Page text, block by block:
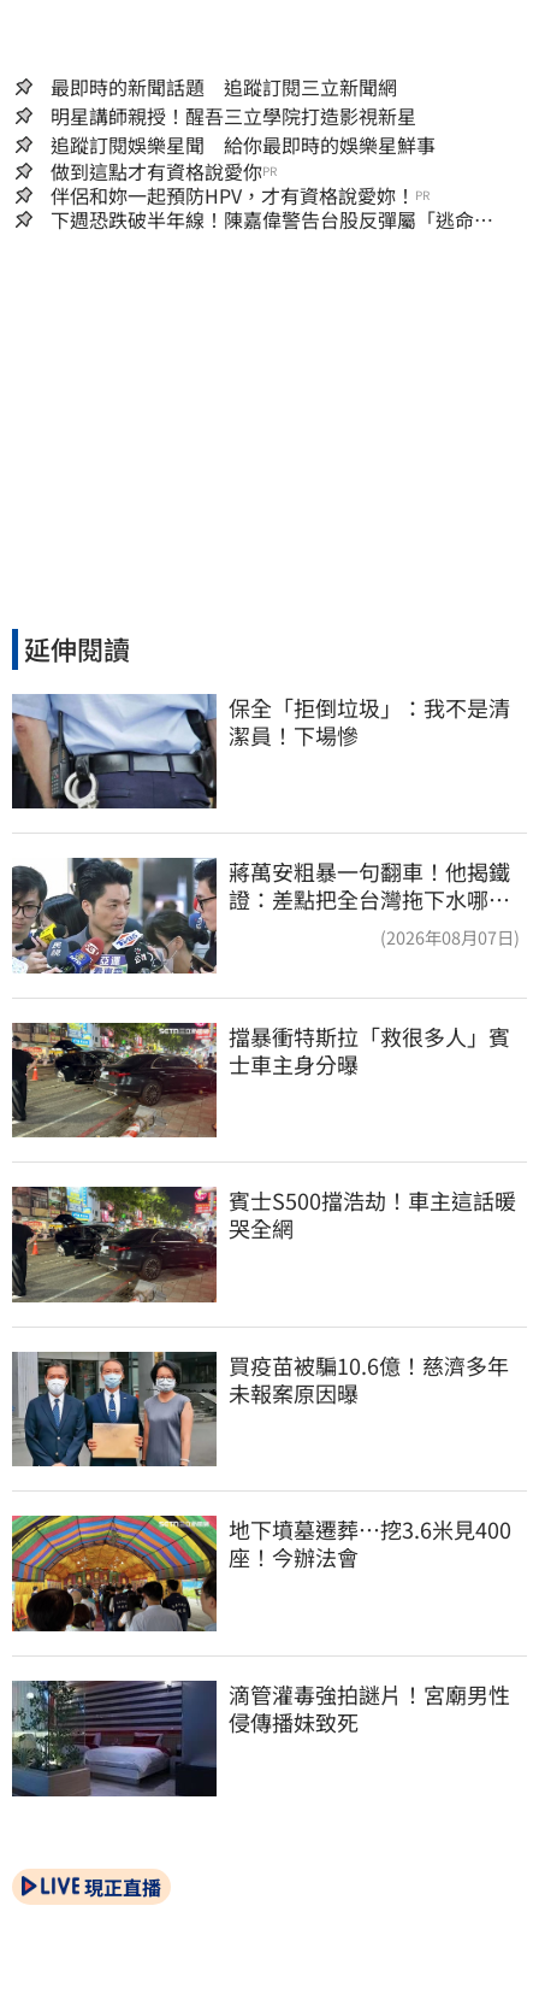
最即時的新聞話題 追蹤訂閱三立新聞網
明星講師親授！醒吾三立學院打造影視新星
追蹤訂閱娛樂星聞 給你最即時的娛樂星鮮事
做到這點才有資格說愛你PR
伴侶和妳一起預防HPV，才有資格說愛妳！ PR
下週恐跌破半年線！陳嘉偉警告台股反彈屬「逃命
延伸閱讀
保全「拒倒垃圾」：我不是清
潔員！下場慘
蔣萬安粗暴一句翻車！他揭鐵
證：差點把全台灣拖下水哪時
(2026年08月07日)
擋暴衝特斯拉「救很多人」賓
士車主身分曝
賓士S500擋浩劫！車主這話暖
哭全網
買疫苗被騙10.6億！慈濟多年
未報案原因曝
地下墳墓遷葬…挖3.6米見400
座！今辦法會
滴管灌毒強拍謎片！宮廟男性
侵傳播妹致死
現正直播